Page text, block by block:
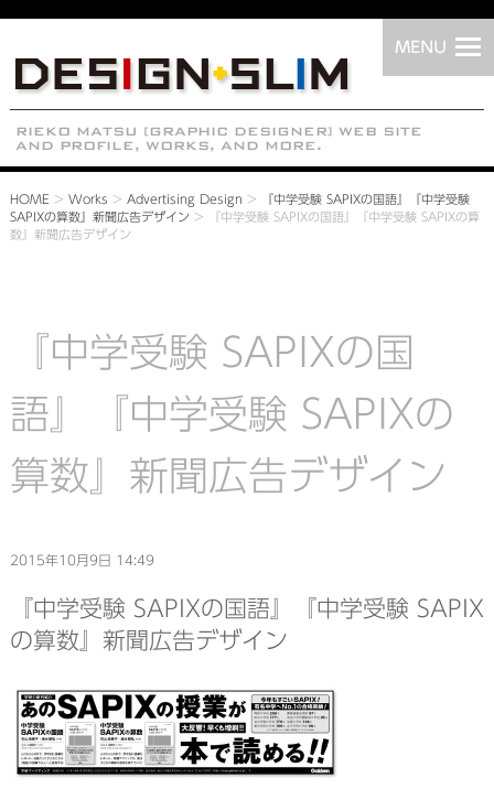
HOME > Works > Advertising Design >
『中学受験 SAPIXの国語』『中学受験
SAPIXの算数』新聞広告デザイン >
『中学受験 SAPIXの国語』『中学受験 SAPIXの算
数』新聞広告デザイン
『中学受験 SAPIXの国
語』『中学受験 SAPIXの
算数』新聞広告デザイン
2015年10月9日 14:49
『中学受験 SAPIXの国語』『中学受験 SAPIX
の算数』新聞広告デザイン